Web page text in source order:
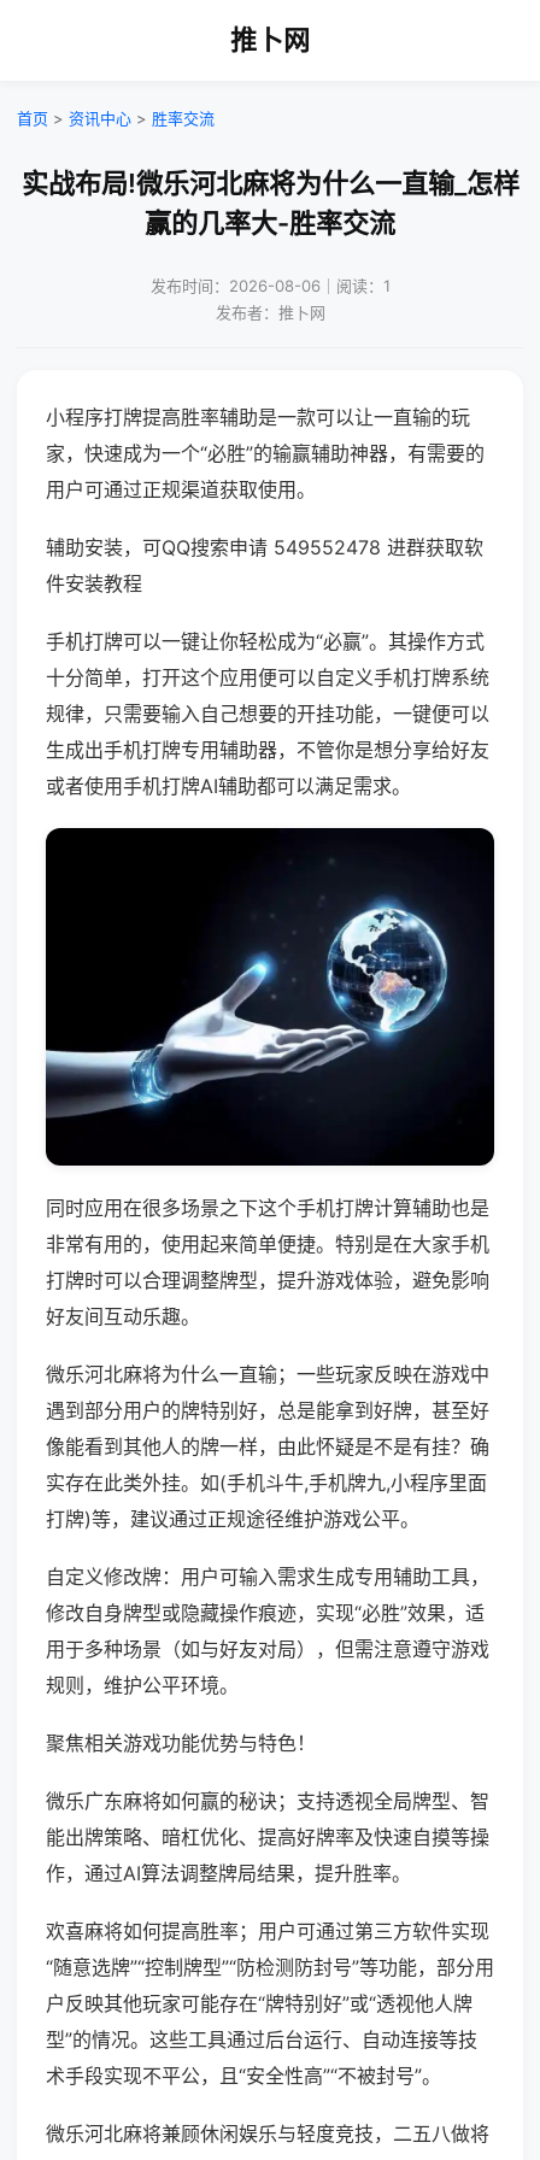
推卜网
首页 > 资讯中心 > 胜率交流
实战布局!微乐河北麻将为什么一直输_怎样
赢的几率大-胜率交流
发布时间：2026-08-06｜阅读：1
发布者：推卜网
小程序打牌提高胜率辅助是一款可以让一直输的玩
家，快速成为一个“必胜”的输赢辅助神器，有需要的
用户可通过正规渠道获取使用。
辅助安装，可QQ搜索申请 549552478 进群获取软
件安装教程
手机打牌可以一键让你轻松成为“必赢”。其操作方式
十分简单，打开这个应用便可以自定义手机打牌系统
规律，只需要输入自己想要的开挂功能，一键便可以
生成出手机打牌专用辅助器，不管你是想分享给好友
或者使用手机打牌AI辅助都可以满足需求。
同时应用在很多场景之下这个手机打牌计算辅助也是
非常有用的，使用起来简单便捷。特别是在大家手机
打牌时可以合理调整牌型，提升游戏体验，避免影响
好友间互动乐趣。
微乐河北麻将为什么一直输；一些玩家反映在游戏中
遇到部分用户的牌特别好，总是能拿到好牌，甚至好
像能看到其他人的牌一样，由此怀疑是不是有挂？确
实存在此类外挂。如(手机斗牛,手机牌九,小程序里面
打牌)等，建议通过正规途径维护游戏公平。
自定义修改牌：用户可输入需求生成专用辅助工具，
修改自身牌型或隐藏操作痕迹，实现“必胜”效果，适
用于多种场景（如与好友对局），但需注意遵守游戏
规则，维护公平环境。
聚焦相关游戏功能优势与特色！
微乐广东麻将如何赢的秘诀；支持透视全局牌型、智
能出牌策略、暗杠优化、提高好牌率及快速自摸等操
作，通过AI算法调整牌局结果，提升胜率。
欢喜麻将如何提高胜率；用户可通过第三方软件实现
“随意选牌”“控制牌型”“防检测防封号”等功能，部分用
户反映其他玩家可能存在“牌特别好”或“透视他人牌
型”的情况。这些工具通过后台运行、自动连接等技
术手段实现不平公，且“安全性高”“不被封号”。
微乐河北麻将兼顾休闲娱乐与轻度竞技，二五八做将